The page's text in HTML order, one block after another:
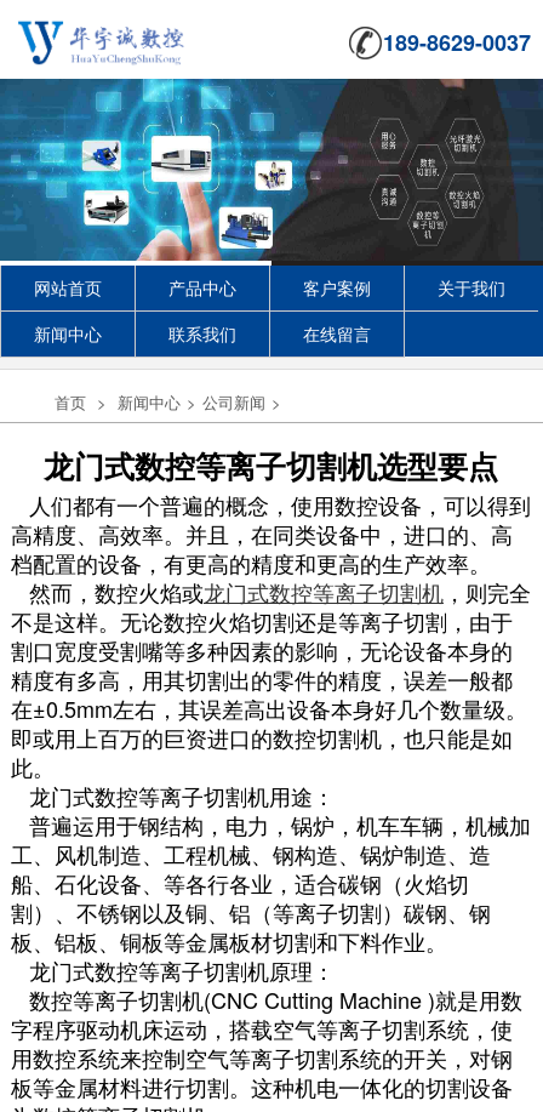
189-8629-0037
网站首页 产品中心 客户案例
关于我们
新闻中心
联系我们 在线留言
首页 > 新闻中心 > 公司新闻 >
龙门式数控等离子切割机选型要点
人们都有一个普遍的概念，使用数控设备，可以得到
高精度、高效率。并且，在同类设备中，进口的、高
档配置的设备，有更高的精度和更高的生产效率。
然而，数控火焰或龙门式数控等离子切割机，则完全
不是这样。无论数控火焰切割还是等离子切割，由于
割口宽度受割嘴等多种因素的影响，无论设备本身的
精度有多高，用其切割出的零件的精度，误差一般都
在±0.5mm左右，其误差高出设备本身好几个数量级。
即或用上百万的巨资进口的数控切割机，也只能是如
此。
龙门式数控等离子切割机用途：
普遍运用于钢结构，电力，锅炉，机车车辆，机械加
工、风机制造、工程机械、钢构造、锅炉制造、造
船、石化设备、等各行各业，适合碳钢（火焰切
割）、不锈钢以及铜、铝（等离子切割）碳钢、钢
板、铝板、铜板等金属板材切割和下料作业。
龙门式数控等离子切割机原理：
数控等离子切割机(CNC Cutting Machine )就是用数
字程序驱动机床运动，搭载空气等离子切割系统，使
用数控系统来控制空气等离子切割系统的开关，对钢
板等金属材料进行切割。这种机电一体化的切割设备